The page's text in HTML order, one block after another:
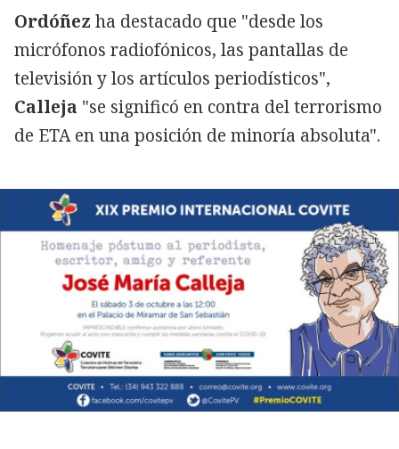
Ordóñez ha destacado que "desde los
micrófonos radiofónicos, las pantallas de
televisión y los artículos periodísticos",
Calleja "se significó en contra del terrorismo
de ETA en una posición de minoría absoluta".